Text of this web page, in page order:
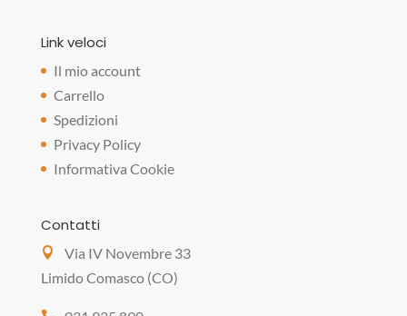
Link veloci
Il mio account
Carrello
Spedizioni
Privacy Policy
Informativa Cookie
Contatti
Via IV Novembre 33
Limido Comasco (CO)